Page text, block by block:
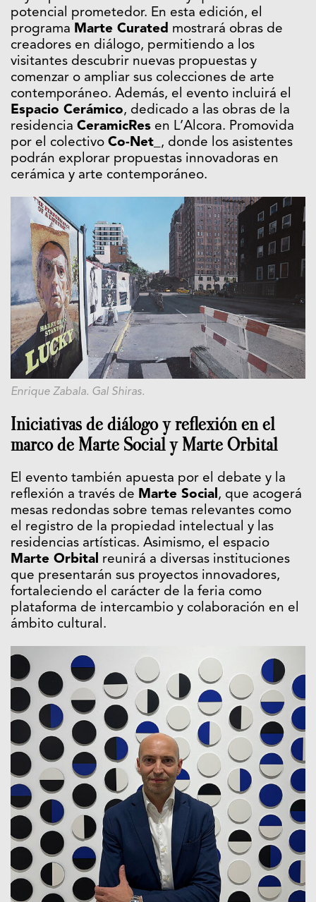
potencial prometedor. En esta edición, el
programa Marte Curated mostrará obras de
creadores en diálogo, permitiendo a los
visitantes descubrir nuevas propuestas y
comenzar o ampliar sus colecciones de arte
contemporáneo. Además, el evento incluirá el
Espacio Cerámico, dedicado a las obras de la
residencia CeramicRes en L’Alcora. Promovida
por el colectivo Co-Net_ , donde los asistentes
podrán explorar propuestas innovadoras en
cerámica y arte contemporáneo.
Enrique Zabala. Gal Shiras.
Iniciativas de diálogo y reflexión en el
marco de Marte Social y Marte Orbital
El evento también apuesta por el debate y la
reflexión a través de Marte Social , que acogerá
mesas redondas sobre temas relevantes como
el registro de la propiedad intelectual y las
residencias artísticas. Asimismo, el espacio
Marte Orbital reunirá a diversas instituciones
que presentarán sus proyectos innovadores,
fortaleciendo el carácter de la feria como
plataforma de intercambio y colaboración en el
ámbito cultural.